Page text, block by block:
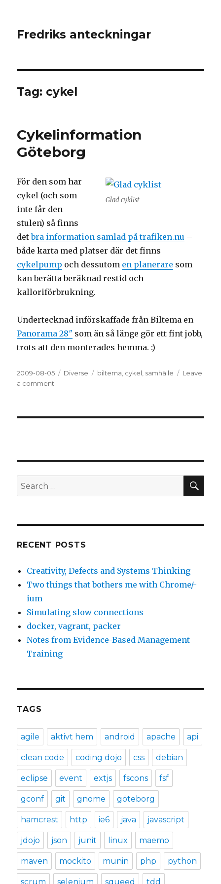
Fredriks anteckningar
Tag: cykel
Cykelinformation
Göteborg
Glad cyklist
För den som har
cykel (och som
inte får den
stulen) så finns
detbra information samlad på trafiken.nu –
både karta med platser där det finns
cykelpump och dessutom en planerare som
kan berätta beräknad restid och
kalloriförbrukning.
Undertecknad införskaffade från Biltema en
Panorama 28″ som än så länge gör ett fint jobb,
trots att den monterades hemma. :)
Posted
on
2009-08-05 Categories
Diverse Tags
biltema cykel samhälle
Leave
a comment
Search
for:
RECENT POSTS
Creativity, Defects and Systems Thinking
Two things that bothers me with Chrome/-
ium
Simulating slow connections
docker, vagrant, packer
Notes from Evidence-Based Management
Training
TAGS
agile aktivt hem android apache api
clean code coding dojo css debian
eclipse event extjs fscons fsf
gconf git gnome göteborg
hamcrest http ie6 java javascript
jdojo json junit linux maemo
maven mockito munin php python
scrum selenium squeed tdd